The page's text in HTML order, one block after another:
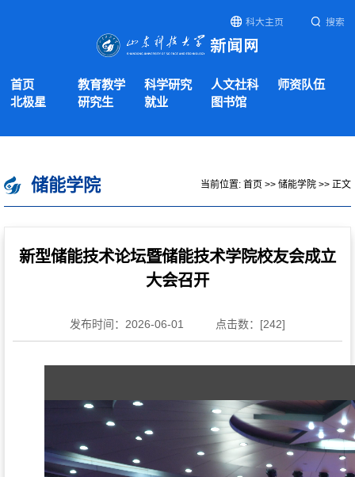
科大主页 搜索
首页 教育教学 科学研究 人文社科
师资队伍
北极星
研究生 就业 图书馆
储能学院 当前位置: 首页 >> 储能学院 >> 正文
新型储能技术论坛暨储能技术学院校友会成立
大会召开
发布时间：2026-06-01 点击数：[242]